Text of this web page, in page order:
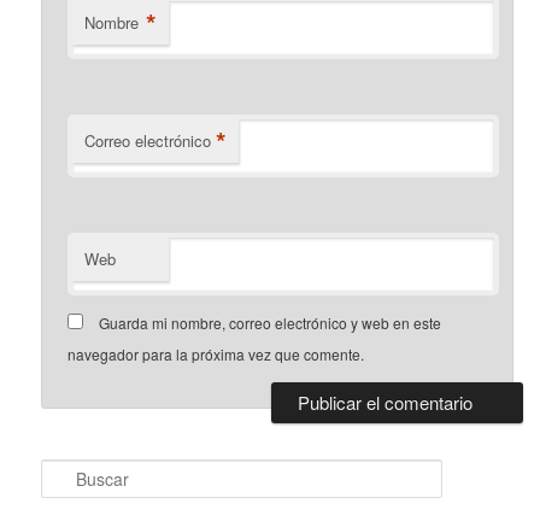
Nombre *
Correo electrónico *
Web
Guarda mi nombre, correo electrónico y web en este
navegador para la próxima vez que comente.
u